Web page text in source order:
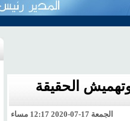
الحقيقة
الجمعة 17-07-2020 12:17 مساء